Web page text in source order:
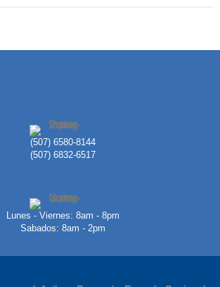
(507) 6580-8144
(507) 6832-6517
Lunes - Viernes: 8am - 8pm
Sabados: 8am - 2pm